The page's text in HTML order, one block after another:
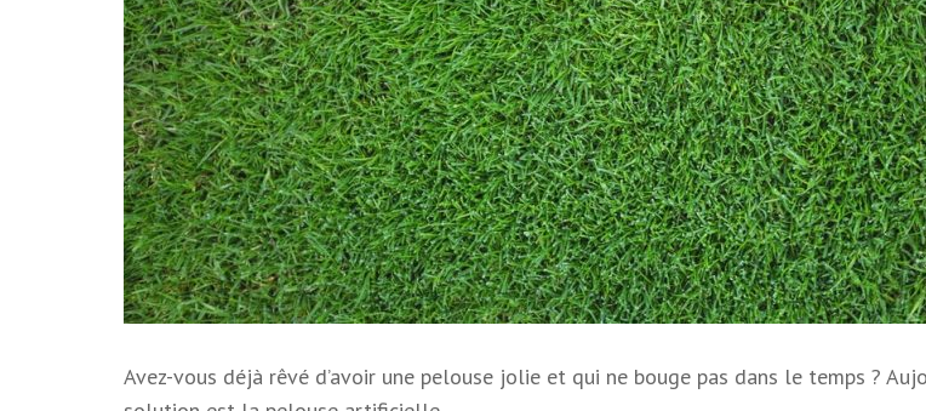
Avez-vous déjà rêvé d’avoir une pelouse jolie et qui ne bouge pas dans le temps ?